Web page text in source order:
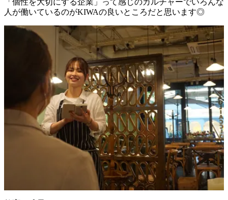
「個性を大切にする企業」って感じのカルチャーでいろんな
人が働いているのがKIWAの良いところだと思います◎